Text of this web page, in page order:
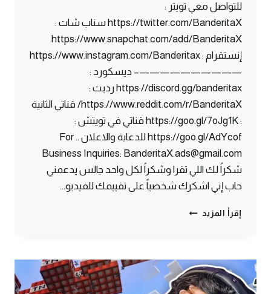
للتواصل معي تويتر :
https://twitter.com/BanderitaX سناب شات :
https://www.snapchat.com/add/BanderitaX
إنستقرام : https://www.instagram.com/Banderitax
——————————– ديسكورد :
https://discord.gg/banderitax رديت :
https://www.reddit.com/r/BanderitaX/ قناتي الثانية
: https://goo.gl/7oJg1K قناتي في تويتش :
https://goo.gl/AdYcof للدعاية والاعلان .. For
Business Inquiries: BanderitaX.ads@gmail.com
شكراً لك اللي تقرا وشكراً لكل واحد جالس يدعمني
حاب إني اشكرك شخصياً على تقييمك للفيديو…
إقرأ المزيد ماين
#3:
اقتحام
النذر